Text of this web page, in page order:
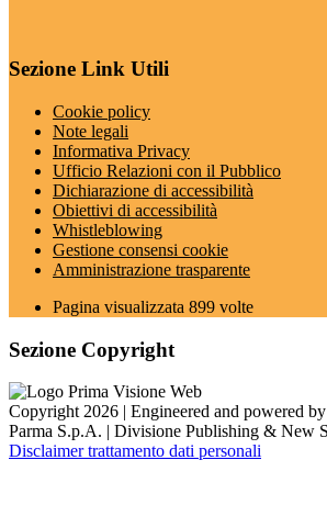
Sezione Link Utili
Cookie policy
Note legali
Informativa Privacy
Ufficio Relazioni con il Pubblico
Dichiarazione di accessibilità
Obiettivi di accessibilità
Whistleblowing
Gestione consensi cookie
Amministrazione trasparente
Pagina visualizzata 899 volte
Sezione Copyright
Copyright 2026 | Engineered and powered
Parma S.p.A. | Divisione Publishing & New
Disclaimer trattamento dati personali